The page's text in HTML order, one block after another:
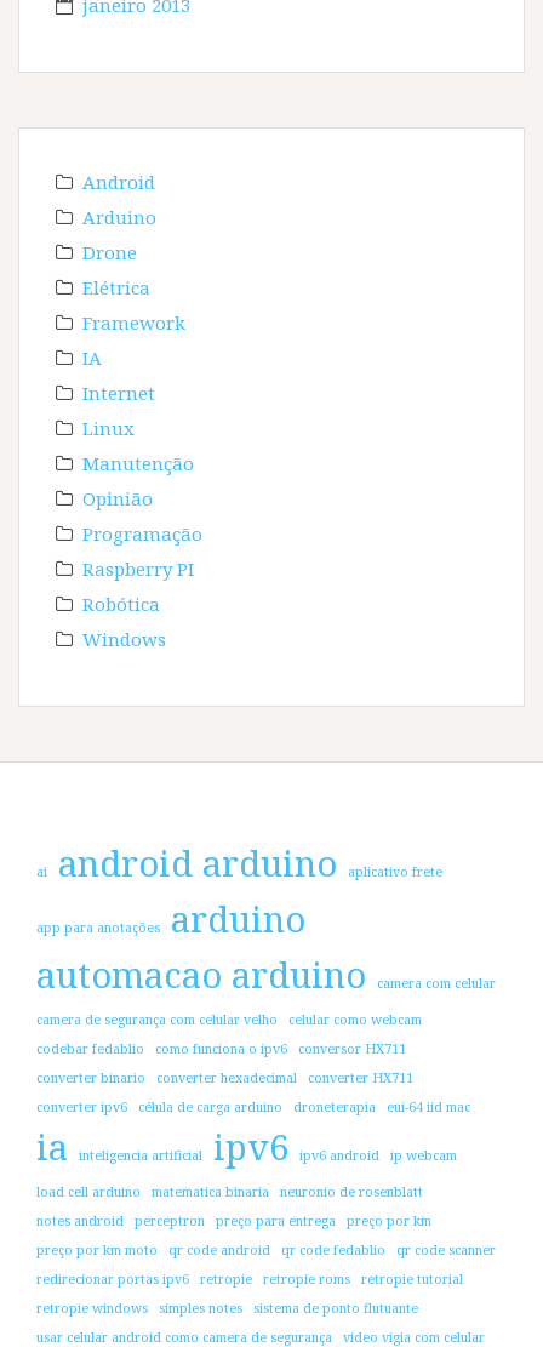
Android
Arduino
Drone
Elétrica
Framework
IA
Internet
Linux
Manutenção
Opinião
Programação
Raspberry PI
Robótica
Windows
ai android arduino aplicativo frete
app para anotações
arduino
automacao arduino
camera com celular
camera de segurança com celular velho
celular como webcam
codebar fedablio
como funciona o ipv6
conversor HX711
converter binario
converter hexadecimal
converter HX711
converter ipv6
célula de carga arduino droneterapia eui-64 iid mac
ia inteligencia artificial ipv6 ipv6 android ip webcam
load cell arduino matematica binaria
neuronio de rosenblatt
notes android
perceptron preço para entrega
preço por km
preço por km moto
qr code android qr code fedablio
qr code scanner
redirecionar portas ipv6
retropie retropie roms
retropie tutorial
retropie windows
simples notes
sistema de ponto flutuante
usar celular android como camera de segurança
video vigia com celular